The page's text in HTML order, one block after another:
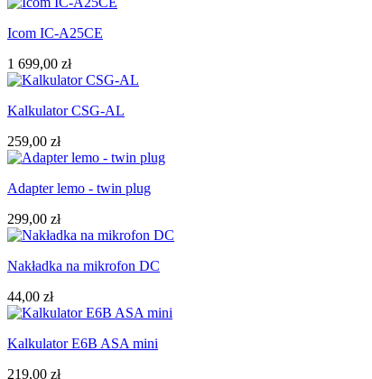
Icom IC-A25CE
1 699,00 zł
Kalkulator CSG-AL
259,00 zł
Adapter lemo - twin plug
299,00 zł
Nakładka na mikrofon DC
44,00 zł
Kalkulator E6B ASA mini
219,00 zł